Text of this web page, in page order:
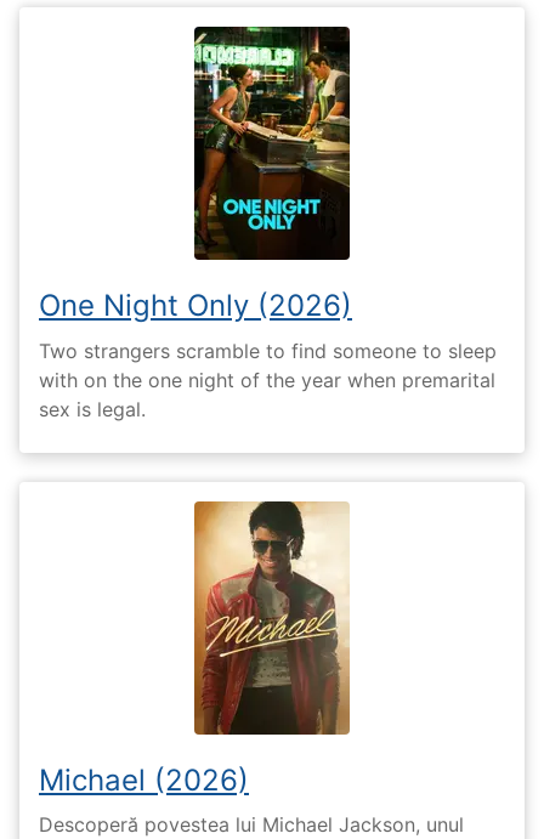
One Night Only (2026)
Two strangers scramble to find someone to sleep
with on the one night of the year when premarital
sex is legal.
Michael (2026)
Descoperă povestea lui Michael Jackson, unul